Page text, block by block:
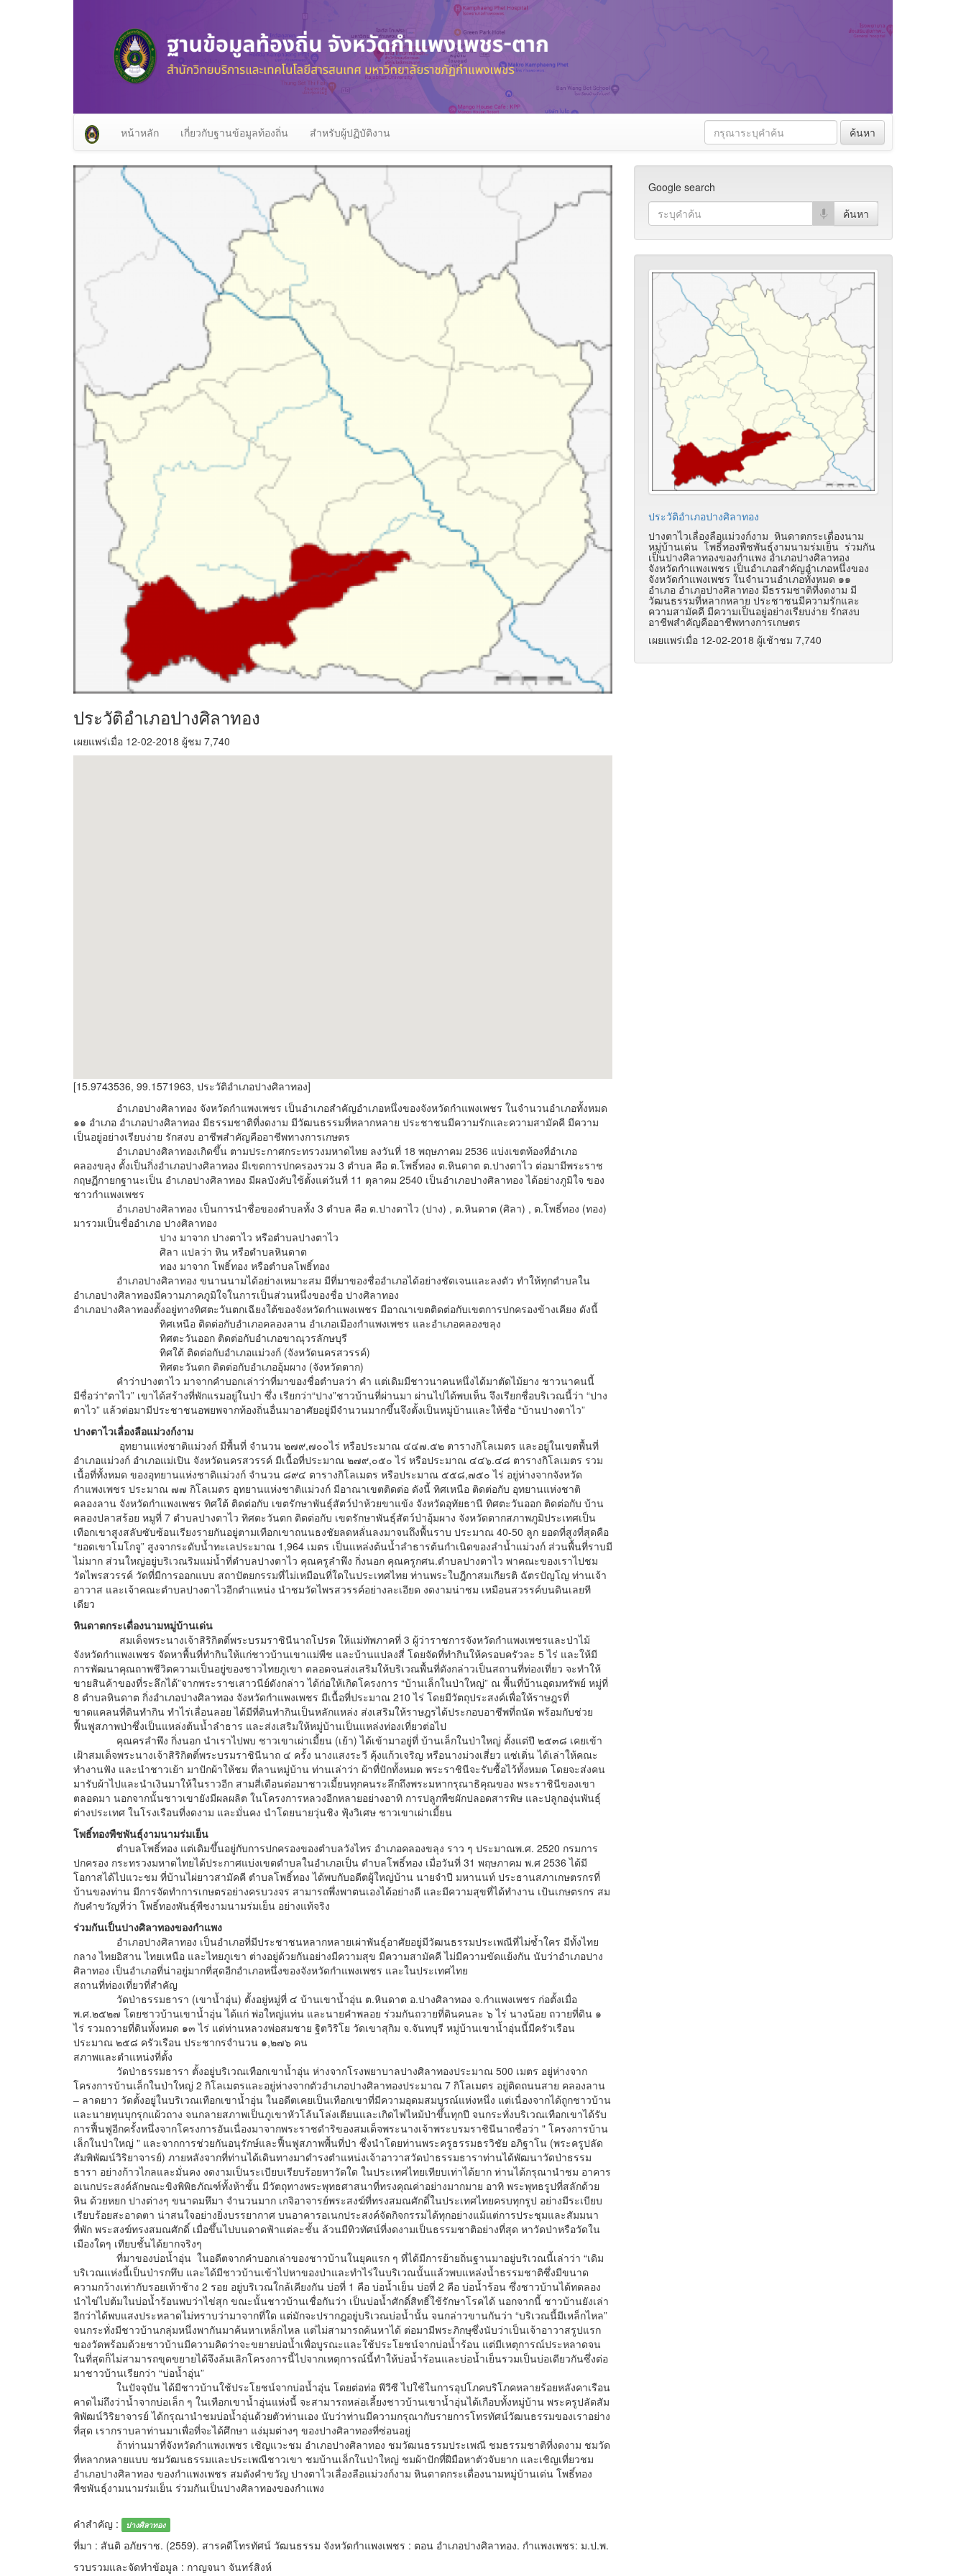
หน้าหลัก เกี่ยวกับฐานข้อมูลท้องถิ่น สำหรับผู้ปฏิบัติงาน ค้นหา
ประวัติอำเภอปางศิลาทอง
เผยแพร่เมื่อ 12-02-2018 ผู้ชม 7,740
[15.9743536, 99.1571963, ประวัติอำเภอปางศิลาทอง]
อำเภอปางศิลาทอง จังหวัดกำแพงเพชร เป็นอำเภอสำคัญอำเภอหนึ่งของจังหวัดกำแพงเพชร ในจำนวนอำเภอทั้งหมด
๑๑ อำเภอ อำเภอปางศิลาทอง มีธรรมชาติที่งดงาม มีวัฒนธรรมที่หลากหลาย ประชาชนมีความรักและความสามัคคี มีความ
เป็นอยู่อย่างเรียบง่าย รักสงบ อาชีพสำคัญคืออาชีพทางการเกษตร
อำเภอปางศิลาทองเกิดขึ้น ตามประกาศกระทรวงมหาดไทย ลงวันที่ 18 พฤษภาคม 2536 แบ่งเขตท้องที่อำเภอ
คลองขลุง ตั้งเป็นกิ่งอำเภอปางศิลาทอง มีเขตการปกครองรวม 3 ตำบล คือ ต.โพธิ์ทอง ต.หินดาต ต.ปางตาไว ต่อมามีพระราช
กฤษฏีกายกฐานะเป็น อำเภอปางศิลาทอง มีผลบังคับใช้ตั้งแต่วันที่ 11 ตุลาคม 2540 เป็นอำเภอปางศิลาทอง ได้อย่างภูมิใจ ของ
ชาวกำแพงเพชร
อำเภอปางศิลาทอง เป็นการนำชื่อของตำบลทั้ง 3 ตำบล คือ ต.ปางตาไว (ปาง) , ต.หินดาต (ศิลา) , ต.โพธิ์ทอง (ทอง)
มารวมเป็นชื่ออำเภอ ปางศิลาทอง
ปาง มาจาก ปางตาไว หรือตำบลปางตาไว
ศิลา แปลว่า หิน หรือตำบลหินดาต
ทอง มาจาก โพธิ์ทอง หรือตำบลโพธิ์ทอง
อำเภอปางศิลาทอง ขนานนามได้อย่างเหมาะสม มีที่มาของชื่ออำเภอได้อย่างชัดเจนและลงตัว ทำให้ทุกตำบลใน
อำเภอปางศิลาทองมีความภาคภูมิใจในการเป็นส่วนหนึ่งของชื่อ ปางศิลาทอง
อำเภอปางศิลาทองตั้งอยู่ทางทิศตะวันตกเฉียงใต้ของจังหวัดกำแพงเพชร มีอาณาเขตติดต่อกับเขตการปกครองข้างเคียง ดังนี้
ทิศเหนือ ติดต่อกับอำเภอคลองลาน อำเภอเมืองกำแพงเพชร และอำเภอคลองขลุง
ทิศตะวันออก ติดต่อกับอำเภอขาณุวรลักษบุรี
ทิศใต้ ติดต่อกับอำเภอแม่วงก์ (จังหวัดนครสวรรค์)
ทิศตะวันตก ติดต่อกับอำเภออุ้มผาง (จังหวัดตาก)
คำว่าปางตาไว มาจากคำบอกเล่าว่าที่มาของชื่อตำบลว่า คำ แต่เดิมมีชาวนาคนหนึ่งได้มาตัดไม้ยาง ชาวนาคนนี้
มีชื่อว่า“ตาไว” เขาได้สร้างที่พักแรมอยู่ในป่า ซึ่ง เรียกว่า“ปาง”ชาวบ้านที่ผ่านมา ผ่านไปได้พบเห็น จึงเรียกชื่อบริเวณนี้ว่า “ปาง
ตาไว” แล้วต่อมามีประชาชนอพยพจากท้องถิ่นอื่นมาอาศัยอยู่มีจำนวนมากขึ้นจึงตั้งเป็นหมู่บ้านและให้ชื่อ “บ้านปางตาไว”
ปางตาไวเลื่องลือแม่วงก์งาม
อุทยานแห่งชาติแม่วงก์ มีพื้นที่ จำนวน ๒๗๙,๗๐๐ไร่ หรือประมาณ ๔๔๗.๕๒ ตารางกิโลเมตร และอยู่ในเขตพื้นที่
อำเภอแม่วงก์ อำเภอแม่เปิน จังหวัดนครสวรรค์ มีเนื้อที่ประมาณ ๒๗๙,๐๕๐ ไร่ หรือประมาณ ๔๔๖.๔๘ ตารางกิโลเมตร รวม
เนื้อที่ทั้งหมด ของอุทยานแห่งชาติแม่วงก์ จำนวน ๘๙๔ ตารางกิโลเมตร หรือประมาณ ๕๕๘,๗๕๐ ไร่ อยู่ห่างจากจังหวัด
กำแพงเพชร ประมาณ ๗๗ กิโลเมตร อุทยานแห่งชาติแม่วงก์ มีอาณาเขตติดต่อ ดังนี้ ทิศเหนือ ติดต่อกับ อุทยานแห่งชาติ
คลองลาน จังหวัดกำแพงเพชร ทิศใต้ ติดต่อกับ เขตรักษาพันธุ์สัตว์ป่าห้วยขาแข้ง จังหวัดอุทัยธานี ทิศตะวันออก ติดต่อกับ บ้าน
คลองปลาสร้อย หมูที่ 7 ตำบลปางตาไว ทิศตะวันตก ติดต่อกับ เขตรักษาพันธุ์สัตว์ป่าอุ้มผาง จังหวัดตากสภาพภูมิประเทศเป็น
เทือกเขาสูงสลับซับซ้อนเรียงรายกันอยู่ตามเทือกเขาถนนธงชัยลดหลั่นลงมาจนถึงพื้นราบ ประมาณ 40-50 ลูก ยอดที่สูงที่สุดคือ
“ยอดเขาโมโกจู” สูงจากระดับน้ำทะเลประมาณ 1,964 เมตร เป็นแหล่งต้นน้ำลำธารต้นกำเนิดของลำน้ำแม่วงก์ ส่วนพื้นที่ราบมี
ไม่มาก ส่วนใหญ่อยู่บริเวณริมแม่น้ำที่ตำบลปางตาไว คุณครูลำพึง กิ่งนอก คุณครูกศน.ตำบลปางตาไว พาคณะของเราไปชม
วัดไพรสวรรค์ วัดที่มีการออกแบบ สถาปัตยกรรมที่ไม่เหมือนที่ใดในประเทศไทย ท่านพระใบฎีกาสมเกียรติ ฉัตรปัญโญ ท่านเจ้า
อาวาส และเจ้าคณะตำบลปางตาไวอีกตำแหน่ง นำชมวัดไพรสวรรค์อย่างละเอียด งดงามน่าชม เหมือนสวรรค์บนดินเลยที
เดียว
หินดาตกระเดื่องนามหมู่บ้านเด่น
สมเด็จพระนางเจ้าสิริกิตติ์พระบรมราชินีนาถโปรด ให้แม่ทัพภาคที่ 3 ผู้ว่าราชการจังหวัดกำแพงเพชรและป่าไม้
จังหวัดกำแพงเพชร จัดหาพื้นที่ทำกินให้แก่ชาวบ้านเขาแม่พืช และบ้านแปลงสี่ โดยจัดที่ทำกินให้ครอบครัวละ 5 ไร่ และให้มี
การพัฒนาคุณถาพชีวิตความเป็นอยู่ของชาวไทยภูเขา ตลอดจนส่งเสริมให้บริเวณพื้นที่ดังกล่าวเป็นสถานที่ท่องเที่ยว จะทำให้
ขายสินค้าของที่ระลึกได้”จากพระราชเสาวนีย์ดังกล่าว ได้ก่อให้เกิดโครงการ “บ้านเล็กในป่าใหญ่” ณ พื้นที่บ้านอุดมทรัพย์ หมู่ที่
8 ตำบลหินดาต กิ่งอำเภอปางศิลาทอง จังหวัดกำแพงเพชร มีเนื้อที่ประมาณ 210 ไร่ โดยมีวัตถุประสงค์เพื่อให้ราษฎรที่
ขาดแคลนที่ดินทำกิน ทำไร่เลื่อนลอย ได้มีที่ดินทำกินเป็นหลักแหล่ง ส่งเสริมให้ราษฎรได้ประกอบอาชีพที่ถนัด พร้อมกับช่วย
ฟื้นฟูสภาพป่าซึ่งเป็นแหล่งต้นน้ำลำธาร และส่งเสริมให้หมู่บ้านเป็นแหล่งท่องเที่ยวต่อไป
คุณครลำพึง กิ่งนอก นำเราไปพบ ชาวเขาเผ่าเมี้ยน (เย้า) ได้เข้ามาอยู่ที่ บ้านเล็กในป่าใหญ่ ตั้งแต่ปี ๒๕๓๘ เคยเข้า
เฝ้าสมเด็จพระนางเจ้าสิริกิตติ์พระบรมราชินีนาถ ๔ ครั้ง นางแสงระวี คุ้งแก้วเจริญ หรือนางม่วงเสี่ยว แซ่เติ่น ได้เล่าให้คณะ
ทำงานฟัง และนำชาวเย้า มาปักผ้าให้ชม ที่ลานหมู่บ้าน ท่านเล่าว่า ผ้าที่ปักทั้งหมด พระราชินีจะรับซื้อไว้ทั้งหมด โดยจะส่งคน
มารับผ้าไปและนำเงินมาให้ในราวอีก สามสี่เดือนต่อมาชาวเมี้ยนทุกคนระลึกถึงพระมหากรุณาธิคุณของ พระราชินีของเขา
ตลอดมา นอกจากนั้นชาวเขายังมีผลผลิต ในโครงการหลวงอีกหลายอย่างอาทิ การปลูกพืชผักปลอดสารพิษ และปลูกองุ่นพันธุ์
ต่างประเทศ ในโรงเรือนที่งดงาม และมั่นคง นำโดยนายวุ่นชิง ฟุ้งวิเศษ ชาวเขาเผ่าเมี้ยน
โพธิ์ทองพืชพันธุ์งามนามร่มเย็น
ตำบลโพธิ์ทอง แต่เดิมขึ้นอยู่กับการปกครองของตำบลวังไทร อำเภอคลองขลุง ราว ๆ ประมาณพ.ศ. 2520 กรมการ
ปกครอง กระทรวงมหาดไทยได้ประกาศแบ่งเขตตำบลในอำเภอเป็น ตำบลโพธิ์ทอง เมื่อวันที่ 31 พฤษภาคม พ.ศ 2536 ได้มี
โอกาสได้ไปแวะชม ที่บ้านไผ่ยาวสามัคคี ตำบลโพธิ์ทอง ได้พบกับอดีตผู้ใหญ่บ้าน นายจำปี มหานนท์ ประธานสภาเกษตรกรที่
บ้านของท่าน มีการจัดทำการเกษตรอย่างครบวงจร สามารถพึ่งพาตนเองได้อย่างดี และมีความสุขที่ได้ทำงาน เป้นเกษตรกร สม
กับคำขวัญที่ว่า โพธิ์ทองพันธุ์พืชงามนามร่มเย็น อย่างแท้จริง
ร่วมกันเป็นปางศิลาทองของกำแพง
อำเภอปางศิลาทอง เป็นอำเภอที่มีประชาชนหลากหลายเผ่าพันธุ์อาศัยอยู่มีวัฒนธรรมประเพณีที่ไม่ซ้ำใคร มีทั้งไทย
กลาง ไทยอิสาน ไทยเหนือ และไทยภูเขา ต่างอยู่ด้วยกันอย่างมีความสุข มีความสามัคคี ไม่มีความขัดแย้งกัน นับว่าอำเภอปาง
ศิลาทอง เป็นอำเภอที่น่าอยู่มากที่สุดอีกอำเภอหนึ่งของจังหวัดกำแพงเพชร และในประเทศไทย
สถานที่ท่องเที่ยวที่สำคัญ
วัดป่าธรรมธารา (เขาน้ำอุ่น) ตั้งอยู่หมู่ที่ ๔ บ้านเขาน้ำอุ่น ต.หินดาต อ.ปางศิลาทอง จ.กำแพงเพชร ก่อตั้งเมื่อ
พ.ศ.๒๕๒๗ โดยชาวบ้านเขาน้ำอุ่น ได้แก่ พ่อใหญ่แท่น และนายคำพลอย ร่วมกันถวายที่ดินคนละ ๖ ไร่ นางน้อย ถวายที่ดิน ๑
ไร่ รวมถวายที่ดินทั้งหมด ๑๓ ไร่ แด่ท่านหลวงพ่อสมชาย ฐิตวิริโย วัดเขาสุกิม จ.จันทบุรี หมู่บ้านเขาน้ำอุ่นนี้มีครัวเรือน
ประมาณ ๒๕๘ ครัวเรือน ประชากรจำนวน ๑,๒๗๖ คน
สภาพและตำแหน่งที่ตั้ง
วัดป่าธรรมธารา ตั้งอยู่บริเวณเทือกเขาน้ำอุ่น ห่างจากโรงพยาบาลปางศิลาทองประมาณ 500 เมตร อยู่ห่างจาก
โครงการบ้านเล็กในป่าใหญ่ 2 กิโลเมตรและอยู่ห่างจากตัวอำเภอปางศิลาทองประมาณ 7 กิโลเมตร อยู่ติดถนนสาย คลองลาน
– ลาดยาว วัดตั้งอยู่ในบริเวณเทือกเขาน้ำอุ่น ในอดีตเคยเป็นเทือกเขาที่มีความอุดมสมบูรณ์แห่งหนึ่ง แต่เนื่องจากได้ถูกชาวบ้าน
และนายทุนบุกรุกแผ้วถาง จนกลายสภาพเป็นภูเขาหัวโล้นโล่งเตียนและเกิดไฟไหม้ป่าขึ้นทุกปี จนกระทั่งบริเวณเทือกเขาได้รับ
การฟื้นฟูอีกครั้งหนึ่งจากโครงการอันเนื่องมาจากพระราชดำริของสมเด็จพระนางเจ้าพระบรมราชินีนาถชื่อว่า " โครงการบ้าน
เล็กในป่าใหญ่ " และจากการช่วยกันอนุรักษ์และฟื้นฟูสภาพพื้นที่ป่า ซึ่งนำโดยท่านพระครูธรรมธรวิชัย อภิฐาโน (พระครูปลัด
สัมพิพัฒน์วิริยาจารย์) ภายหลังจากที่ท่านได้เดินทางมาดำรงตำแหน่งเจ้าอาวาสวัดป่าธรรมธาราท่านได้พัฒนาวัดป่าธรรม
ธารา อย่างก้าวไกลและมั่นคง งดงามเป็นระเบียบเรียบร้อยหาวัดใด ในประเทศไทยเทียบเท่าได้ยาก ท่านได้กรุณานำชม อาคาร
อเนกประสงค์ลักษณะขิงพิพิธภัณฑ์ทั้งห้าชั้น มีวัตถุทางพระพุทธศาสนาที่ทรงคุณค่าอย่างมากมาย อาทิ พระพุทธรูปที่สลักด้วย
หิน ด้วยหยก ปางต่างๆ ขนาดมหึมา จำนวนมาก เกจิอาจารย์พระสงฆ์ที่ทรงสมณศักดิ์ในประเทศไทยครบทุกรูป อย่างมีระเบียบ
เรียบร้อยสะอาดตา น่าสนใจอย่างยิ่งบรรยากาศ บนอาคารอเนกประสงค์จัดกิจกรรมได้ทุกอย่างแม้แต่การประชุมและสัมมนา
ที่พัก พระสงฆ์ทรงสมณศักดิ์ เมื่อขึ้นไปบนดาดฟ้าแต่ละชั้น ล้วนมีทิวทัศน์ที่งดงามเป็นธรรมชาติอย่างที่สุด หาวัดป่าหรือวัดใน
เมืองใดๆ เทียบชั้นได้ยากจริงๆ
ที่มาของบ่อน้ำอุ่น ในอดีตจากคำบอกเล่าของชาวบ้านในยุคแรก ๆ ที่ได้มีการย้ายถิ่นฐานมาอยู่บริเวณนี้เล่าว่า “เดิม
บริเวณแห่งนี้เป็นป่ารกทึบ และได้มีชาวบ้านเข้าไปหาของป่าและทำไร่ในบริเวณนั้นแล้วพบแหล่งน้ำธรรมชาติซึ่งมีขนาด
ความกว้างเท่ากับรอยเท้าช้าง 2 รอย อยู่บริเวณใกล้เคียงกัน บ่อที่ 1 คือ บ่อน้ำเย็น บ่อที่ 2 คือ บ่อน้ำร้อน ซึ่งชาวบ้านได้ทดลอง
นำไข่ไปต้มในบ่อน้ำร้อนพบว่าไข่สุก ขณะนั้นชาวบ้านเชื่อกันว่า เป็นบ่อน้ำศักดิ์สิทธิ์ใช้รักษาโรคได้ นอกจากนี้ ชาวบ้านยังเล่า
อีกว่าได้พบแสงประหลาดไม่ทราบว่ามาจากที่ใด แต่มักจะปรากฎอยู่บริเวณบ่อน้ำนั้น จนกล่าวขานกันว่า “บริเวณนี้มีเหล็กไหล”
จนกระทั่งมีชาวบ้านกลุ่มหนึ่งพากันมาค้นหาเหล็กไหล แต่ไม่สามารถค้นหาได้ ต่อมามีพระภิกษุซึ่งนับว่าเป็นเจ้าอาวาสรูปแรก
ของวัดพร้อมด้วยชาวบ้านมีความคิดว่าจะขยายบ่อน้ำเพื่อบูรณะและใช้ประโยชน์จากบ่อน้ำร้อน แต่มีเหตุการณ์ประหลาดจน
ในที่สุดก็ไม่สามารถขุดขยายได้จึงล้มเลิกโครงการนี้ไปจากเหตุการณ์นี้ทำให้บ่อน้ำร้อนและบ่อน้ำเย็นรวมเป็นบ่อเดียวกันซึ่งต่อ
มาชาวบ้านเรียกว่า “บ่อน้ำอุ่น”
ในปัจจุบัน ได้มีชาวบ้านใช้ประโยชน์จากบ่อน้ำอุ่น โดยต่อท่อ พีวีซี ไปใช้ในการอุปโภคบริโภคหลายร้อยหลังคาเรือน
คาดไม่ถึงว่าน้ำจากบ่อเล็ก ๆ ในเทือกเขาน้ำอุ่นแห่งนี้ จะสามารถหล่อเลี้ยงชาวบ้านเขาน้ำอุ่นได้เกือบทั้งหมู่บ้าน พระครูปลัดสัม
พิพัฒน์วิริยาจารย์ ได้กรุณานำชมบ่อน้ำอุ่นด้วยตัวท่านเอง นับว่าท่านมีความกรุณากับรายการโทรทัศน์วัฒนธรรมของเราอย่าง
ที่สุด เรากราบลาท่านมาเพื่อที่จะได้ศึกษา แง่มุมต่างๆ ของปางศิลาทองที่ซ่อนอยู่
ถ้าท่านมาที่จังหวัดกำแพงเพชร เชิญแวะชม อำเภอปางศิลาทอง ชมวัฒนธรรมประเพณี ชมธรรมชาติที่งดงาม ชมวัด
ที่หลากหลายแบบ ชมวัฒนธรรมและประเพณีชาวเขา ชมบ้านเล็กในป่าใหญ่ ชมผ้าปักที่ฝีมือหาตัวจับยาก และเชิญเที่ยวชม
อำเภอปางศิลาทอง ของกำแพงเพชร สมดังคำขวัญ ปางตาไวเลื่องลือแม่วงก์งาม หินดาตกระเดื่องนามหมู่บ้านเด่น โพธิ์ทอง
พืชพันธุ์งามนามร่มเย็น ร่วมกันเป็นปางศิลาทองของกำแพง
คำสำคัญ : ปางศิลาทอง
ที่มา : สันติ อภัยราช. (2559). สารคดีโทรทัศน์ วัฒนธรรม จังหวัดกำแพงเพชร : ตอน อำเภอปางศิลาทอง. กำแพงเพชร: ม.ป.พ.
รวบรวมและจัดทำข้อมูล : กาญจนา จันทร์สิงห์
Google search
ประวัติอำเภอปางศิลาทอง
ปางตาไวเลื่องลือแม่วงก์งาม หินดาตกระเดื่องนาม
หมู่บ้านเด่น โพธิ์ทองพืชพันธุ์งามนามร่มเย็น ร่วมกัน
เป็นปางศิลาทองของกำแพง อำเภอปางศิลาทอง
จังหวัดกำแพงเพชร เป็นอำเภอสำคัญอำเภอหนึ่งของ
จังหวัดกำแพงเพชร ในจำนวนอำเภอทั้งหมด ๑๑
อำเภอ อำเภอปางศิลาทอง มีธรรมชาติที่งดงาม มี
วัฒนธรรมที่หลากหลาย ประชาชนมีความรักและ
ความสามัคคี มีความเป็นอยู่อย่างเรียบง่าย รักสงบ
อาชีพสำคัญคืออาชีพทางการเกษตร
เผยแพร่เมื่อ 12-02-2018 ผู้เช้าชม 7,740